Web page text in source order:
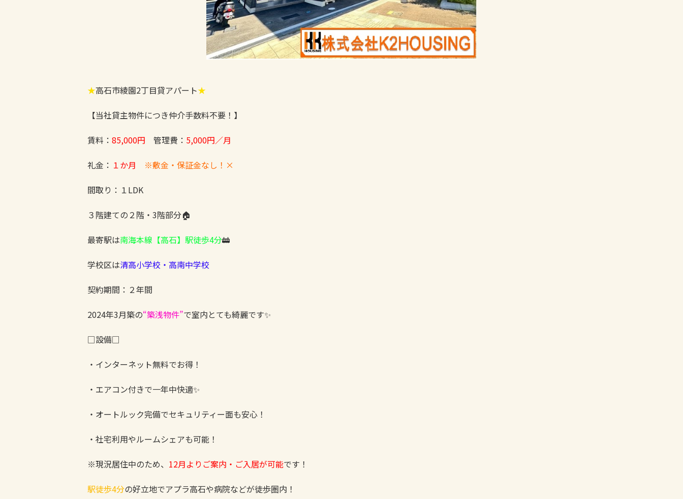
★高石市綾園2丁目貸アパート★
【当社貸主物件につき仲介手数料不要！】
賃料： 85,000円 管理費： 5,000円／月
礼金： １か月 ※敷金・保証金なし！×
間取り：１LDK
３階建ての２階・3階部分🏠
最寄駅は南海本線【高石】駅徒歩4分🚋
学校区は清高小学校・高南中学校
契約期間：２年間
2024年3月築の“築浅物件”で室内とても綺麗です✨
□設備□
・インターネット無料でお得！
・エアコン付きで一年中快適✨
・オートルック完備でセキュリティー面も安心！
・社宅利用やルームシェアも可能！
※現況居住中のため、 12月よりご案内・ご入居が可能です！
駅徒歩4分の好立地でアプラ高石や病院などが徒歩圏内！